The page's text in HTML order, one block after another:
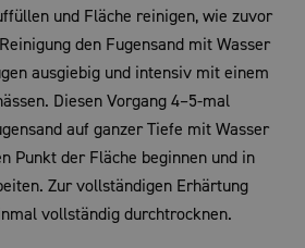
und Fläche reinigen, wie zuvor
den Fugensand mit Wasser
ausgiebig und intensiv mit einem
Diesen Vorgang 4–5-mal
auf ganzer Tiefe mit Wasser
Punkt der Fläche beginnen und in
Zur vollständigen Erhärtung
vollständig durchtrocknen.